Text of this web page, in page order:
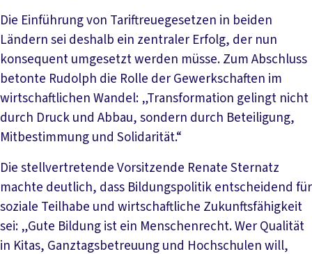
Die Einführung von Tariftreuegesetzen in beiden
Ländern sei deshalb ein zentraler Erfolg, der nun
konsequent umgesetzt werden müsse. Zum Abschluss
betonte Rudolph die Rolle der Gewerkschaften im
wirtschaftlichen Wandel: „Transformation gelingt nicht
durch Druck und Abbau, sondern durch Beteiligung,
Mitbestimmung und Solidarität.“
Die stellvertretende Vorsitzende Renate Sternatz
machte deutlich, dass Bildungspolitik entscheidend für
soziale Teilhabe und wirtschaftliche Zukunftsfähigkeit
sei: „Gute Bildung ist ein Menschenrecht. Wer Qualität
in Kitas, Ganztagsbetreuung und Hochschulen will,